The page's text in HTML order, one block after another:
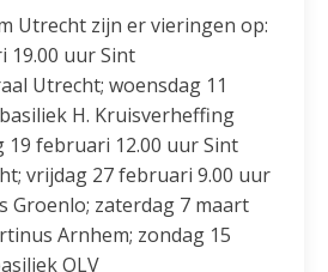
Utrecht zijn er vieringen op:
19.00 uur Sint
Utrecht; woensdag 11
H. Kruisverheffing
19 februari 12.00 uur Sint
vrijdag 27 februari 9.00 uur
Groenlo; zaterdag 7 maart
Arnhem; zondag 15
OLV